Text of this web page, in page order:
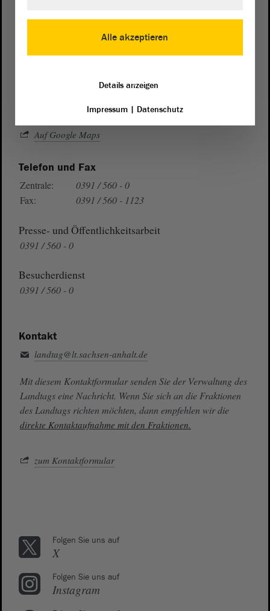
Landtagvon Sachsen-Anhalt
Wegbeschreibung
Auf Google Maps
Telefon und Fax
Zentrale:
0391 / 560 - 0
Fax:
0391 / 560 - 1123
Presse- und Öffentlichkeitsarbeit
0391 / 560 - 0
Besucherdienst
0391 / 560 - 0
Kontakt
landtag@lt.sachsen-anhalt.de
Mit diesem Kontaktformular senden Sie der Verwaltung des
Landtags eine Nachricht. Wenn Sie sich an die Fraktionen
des Landtags richten möchten, dann empfehlen wir die
direkte Kontaktaufnahme mit den Fraktionen.
zum Kontaktformular
Folgen Sie uns auf
X
Folgen Sie uns auf
Instagram
Alle akzeptieren
Details anzeigen
Impressum| Datenschutz